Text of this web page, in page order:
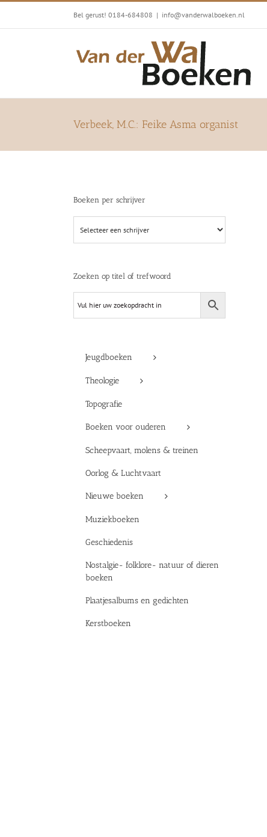
Ga
inhoud
Bel gerust! 0184-684808 | info@vanderwalboeken.nl
Verbeek, M.C.: Feike Asma organist
Boeken per schrijver
Zoeken op titel of trefwoord
Jeugdboeken
Theologie
Topografie
Boeken voor ouderen
Scheepvaart, molens & treinen
Oorlog & Luchtvaart
Nieuwe boeken
Muziekboeken
Geschiedenis
Nostalgie- folklore- natuur of dieren
boeken
Plaatjesalbums en gedichten
Kerstboeken